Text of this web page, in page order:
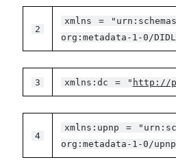
2
xmlns =
org:metadata-1-0/
3 xmlns:dc = " http://
4
xmlns:upnp =
org:metadata-1-0/